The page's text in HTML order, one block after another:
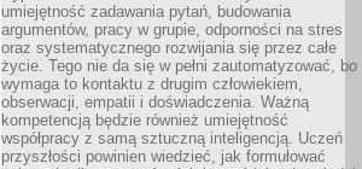
umiejętność zadawania pytań, budowania
argumentów, pracy w grupie, odporności na stres
oraz systematycznego rozwijania się przez całe
życie. Tego nie da się w pełni zautomatyzować, bo
wymaga to kontaktu z drugim człowiekiem,
obserwacji, empatii i doświadczenia. Ważną
kompetencją będzie również umiejętność
współpracy z samą sztuczną inteligencją. Uczeń
przyszłości powinien wiedzieć, jak formułować